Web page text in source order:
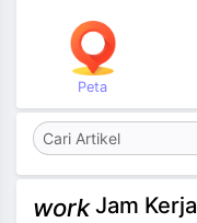
Peta
workJam Kerja